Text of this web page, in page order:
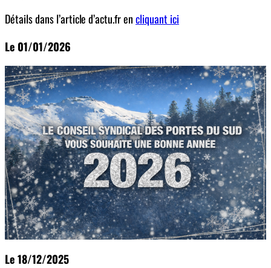
Détails dans l’article d’actu.fr encliquant ici
Le 01/01/2026
Le 18/12/2025